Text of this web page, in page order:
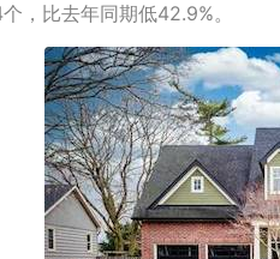
，比去年同期低42.9%。